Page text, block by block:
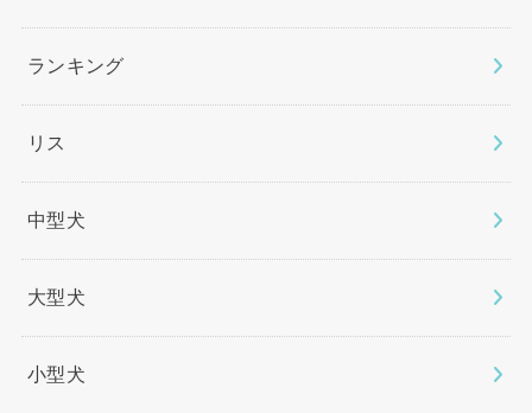
ランキング
リス
中型犬
大型犬
小型犬